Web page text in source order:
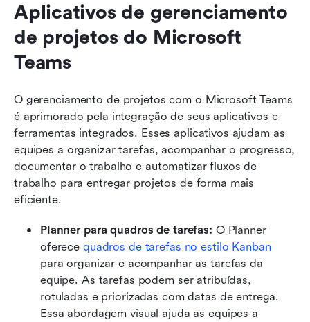
Aplicativos de gerenciamento
de projetos do Microsoft
Teams
O gerenciamento de projetos com o Microsoft Teams
é aprimorado pela integração de seus aplicativos e
ferramentas integrados. Esses aplicativos ajudam as
equipes a organizar tarefas, acompanhar o progresso,
documentar o trabalho e automatizar fluxos de
trabalho para entregar projetos de forma mais
eficiente.
Planner para quadros de tarefas: O Planner
oferece quadros de tarefas no estilo Kanban
para organizar e acompanhar as tarefas da
equipe. As tarefas podem ser atribuídas,
rotuladas e priorizadas com datas de entrega.
Essa abordagem visual ajuda as equipes a